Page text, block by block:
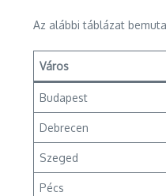
Az alábbi táblázat
Város
Budapest
Debrecen
Szeged
Pécs